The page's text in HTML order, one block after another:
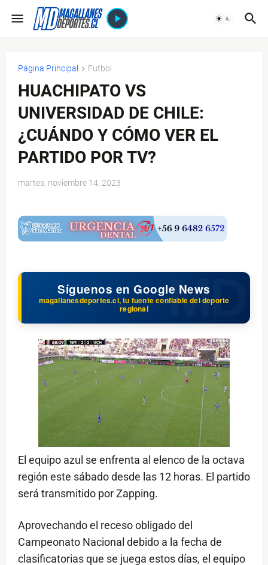
Página Principal Futbol
HUACHIPATO VS
UNIVERSIDAD DE CHILE:
¿CUÁNDO Y CÓMO VER EL
PARTIDO POR TV?
martes, noviembre 14, 2023
Síguenos en Google News
magallanesdeportes.cl, tu fuente confiable del deporte
regional
El equipo azul se enfrenta al elenco de la octava
región este sábado desde las 12 horas. El partido
será transmitido por Zapping.
Aprovechando el receso obligado del
Campeonato Nacional debido a la fecha de
clasificatorias que se juega estos días, el equipo